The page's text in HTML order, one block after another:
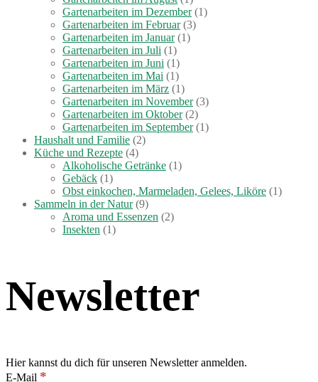
Gartenarbeiten im Dezember(1)
Gartenarbeiten im Februar(3)
Gartenarbeiten im Januar(1)
Gartenarbeiten im Juli (1)
Gartenarbeiten im Juni (1)
Gartenarbeiten im Mai (1)
Gartenarbeiten im März (1)
Gartenarbeiten im November(3)
Gartenarbeiten im Oktober(2)
Gartenarbeiten im September(1)
Haushalt und Familie (2)
Küche und Rezepte (4)
Alkoholische Getränke (1)
Gebäck (1)
Obst einkochen, Marmeladen, Gelees, Liköre (1)
Sammeln in der Natur(9)
Aroma und Essenzen (2)
Insekten (1)
Newsletter
Hier kannst du dich für unseren Newsletter anmelden.
E-Mail *